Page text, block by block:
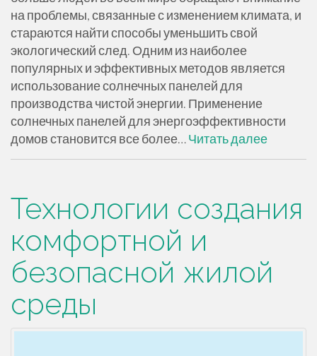
на проблемы, связанные с изменением климата, и
стараются найти способы уменьшить свой
экологический след. Одним из наиболее
популярных и эффективных методов является
использование солнечных панелей для
производства чистой энергии. Применение
солнечных панелей для энергоэффективности
домов становится все более…Читать далее
Технологии создания
комфортной и
безопасной жилой
среды